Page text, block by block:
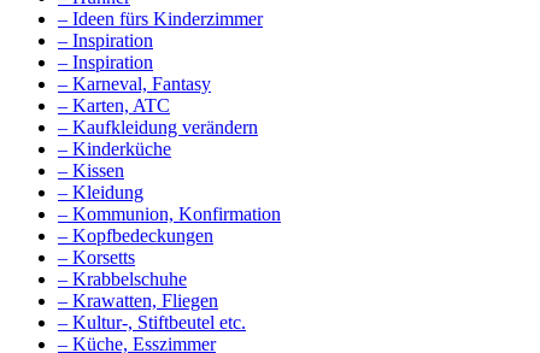
– Ideen fürs Kinderzimmer
– Inspiration
– Inspiration
– Karneval, Fantasy
– Karten, ATC
– Kaufkleidung verändern
– Kinderküche
– Kissen
– Kleidung
– Kommunion, Konfirmation
– Kopfbedeckungen
– Korsetts
– Krabbelschuhe
– Krawatten, Fliegen
– Kultur-, Stiftbeutel etc.
– Küche, Esszimmer